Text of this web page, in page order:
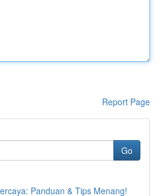
Report Page
Go
Panduan & Tips Menang!